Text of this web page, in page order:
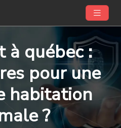
à québec :
pour une
habitation
?